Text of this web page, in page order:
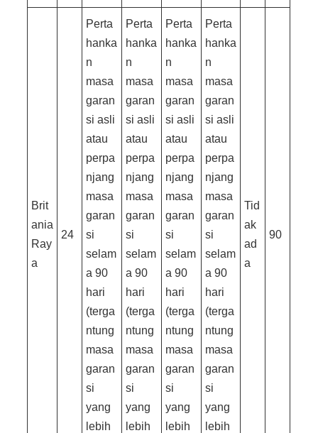
Brit
ania
Ray
a
24
Perta
hanka
n
masa
garan
si asli
atau
perpa
njang
masa
garan
si
selam
a 90
hari
(terga
ntung
masa
garan
si
yang
lebih
Perta
hanka
n
masa
garan
si asli
atau
perpa
njang
masa
garan
si
selam
a 90
hari
(terga
ntung
masa
garan
si
yang
lebih
Perta
hanka
n
masa
garan
si asli
atau
perpa
njang
masa
garan
si
selam
a 90
hari
(terga
ntung
masa
garan
si
yang
lebih
Perta
hanka
n
masa
garan
si asli
atau
perpa
njang
masa
garan
si
selam
a 90
hari
(terga
ntung
masa
garan
si
yang
lebih
Tid
ak
ad
a
90